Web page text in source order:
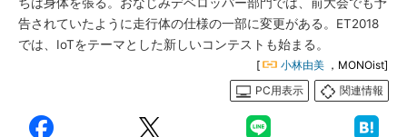
告されていたように走行体の仕様の一部に変更がある。ET2018
では、IoTをテーマとした新しいコンテストも始まる。
[ 小林由美 ，MONOist]
PC用表示
関連情報